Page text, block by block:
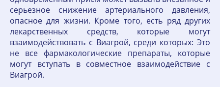
серьезное снижение артериального давления,
опасное для жизни. Кроме того, есть ряд других
лекарственных средств, которые могут
взаимодействовать с Виагрой, среди которых: Это
не все фармакологические препараты, которые
могут вступать в совместное взаимодействие с
Виагрой.